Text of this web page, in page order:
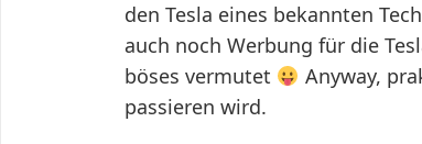
den Tesla eines bekannten
auch noch Werbung für die
böses vermutet
Anyway,
passieren wird.